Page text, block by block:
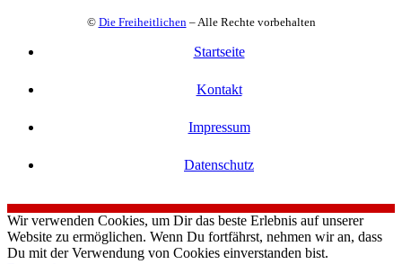
© Die Freiheitlichen– Alle Rechte vorbehalten
Startseite
Kontakt
Impressum
Datenschutz
Wir verwenden Cookies, um Dir das beste Erlebnis auf unserer
Website zu ermöglichen. Wenn Du fortfährst, nehmen wir an, dass
Du mit der Verwendung von Cookies einverstanden bist.